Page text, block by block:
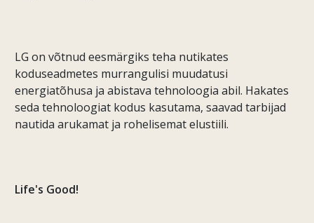
LG on võtnud eesmärgiks teha nutikates
koduseadmetes murrangulisi muudatusi
energiatõhusa ja abistava tehnoloogia abil. Hakates
seda tehnoloogiat kodus kasutama, saavad tarbijad
nautida arukamat ja rohelisemat elustiili.
Life's Good!